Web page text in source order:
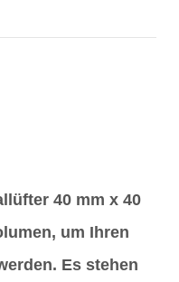
40 mm x 40
um Ihren
Es stehen